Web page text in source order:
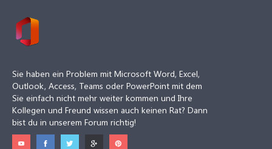
Sie haben ein Problem mit Microsoft Word, Excel,
Outlook, Access, Teams oder PowerPoint mit dem
Sie einfach nicht mehr weiter kommen und Ihre
Kollegen und Freund wissen auch keinen Rat? Dann
bist du in unserem Forum richtig!